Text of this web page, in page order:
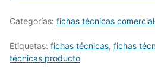
Categorías: fichas técnicas
Etiquetas: fichas técnicas, fichas
técnicas producto